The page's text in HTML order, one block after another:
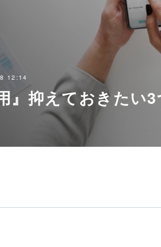
12:14
』抑えておきたい